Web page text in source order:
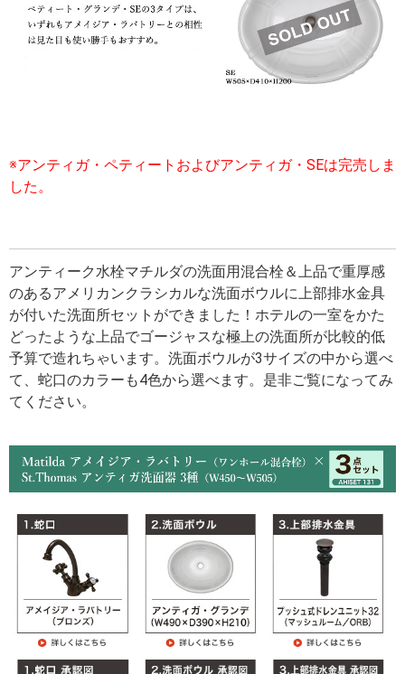
※アンティガ・ペティートおよびアンティガ・SEは完売しま
した。
アンティーク水栓マチルダの洗面用混合栓＆上品で重厚感
のあるアメリカンクラシカルな洗面ボウルに上部排水金具
が付いた洗面所セットができました！ホテルの一室をかた
どったような上品でゴージャスな極上の洗面所が比較的低
予算で造れちゃいます。洗面ボウルが3サイズの中から選べ
て、蛇口のカラーも4色から選べます。是非ご覧になってみ
てください。